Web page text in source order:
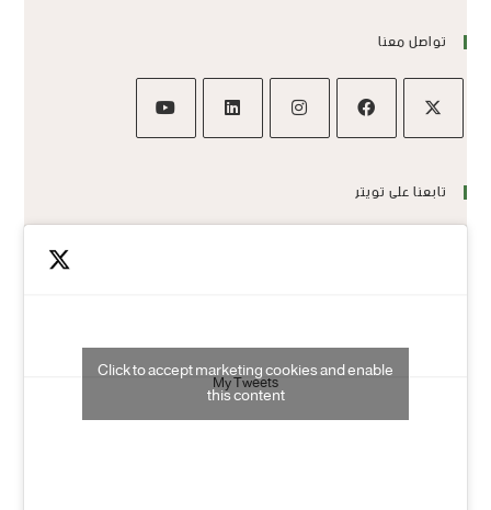
تواصل معنا
تابعنا على تويتر
My Tweets
Click to accept marketing cookies and enable
this content